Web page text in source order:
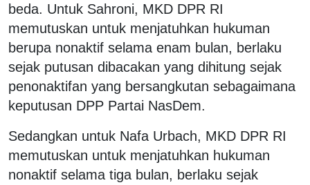
beda. Untuk Sahroni, MKD DPR RI
memutuskan untuk menjatuhkan hukuman
berupa nonaktif selama enam bulan, berlaku
sejak putusan dibacakan yang dihitung sejak
penonaktifan yang bersangkutan sebagaimana
keputusan DPP Partai NasDem.
Sedangkan untuk Nafa Urbach, MKD DPR RI
memutuskan untuk menjatuhkan hukuman
nonaktif selama tiga bulan, berlaku sejak